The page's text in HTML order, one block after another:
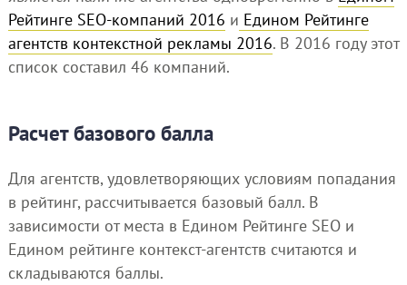
Рейтинге SEO-компаний 2016 и Едином Рейтинге
агентств контекстной рекламы 2016. В 2016 году этот
список составил 46 компаний.
Расчет базового балла
Для агентств, удовлетворяющих условиям попадания
в рейтинг, рассчитывается базовый балл. В
зависимости от места в Едином Рейтинге SEO и
Едином рейтинге контекст-агентств считаются и
складываются баллы.